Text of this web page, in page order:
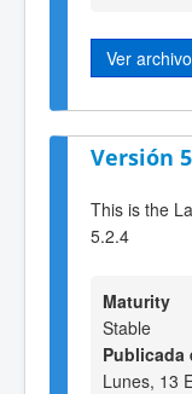
Ver
Versión
This is the
5.2.4
Maturity
Stable
Publicada
Lunes, 13